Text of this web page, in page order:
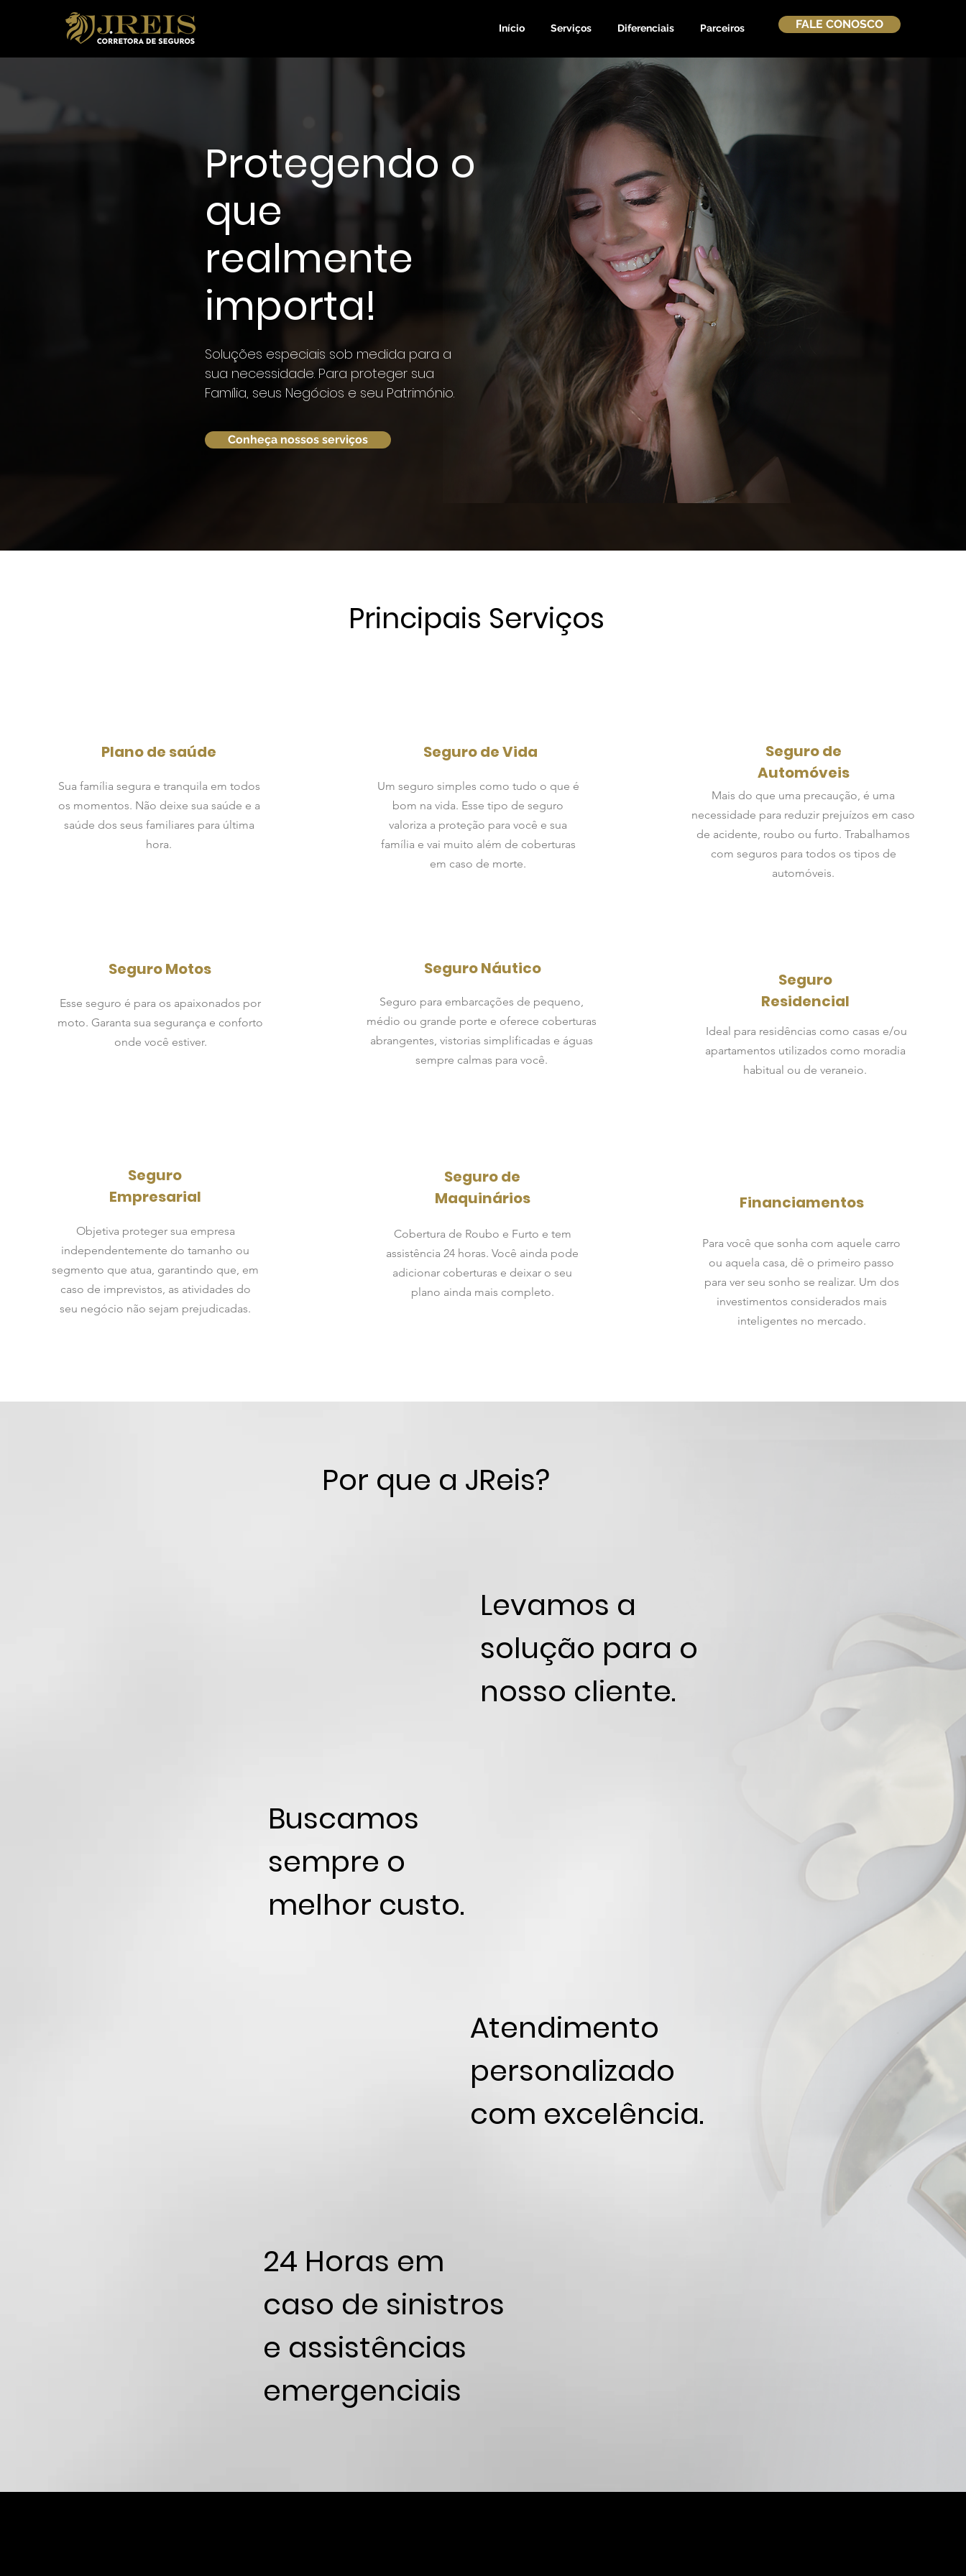
Início Serviços Diferenciais Parceiros FALE CONOSCO
Protegendo o
que
realmente
importa!
Soluções especiais sob medida para a
sua necessidade. Para proteger sua
Família, seus Negócios e seu Património.
Conheça nossos serviços
Principais Serviços
Plano de saúde
Sua família segura e tranquila em todos
os momentos. Não deixe sua saúde e a
saúde dos seus familiares para última
hora.
Seguro Motos
Esse seguro é para os apaixonados por
moto. Garanta sua segurança e conforto
onde você estiver.
Seguro
Empresarial
Objetiva proteger sua empresa
independentemente do tamanho ou
segmento que atua, garantindo que, em
caso de imprevistos, as atividades do
seu negócio não sejam prejudicadas.
Seguro de Vida
Um seguro simples como tudo o que é
bom na vida. Esse tipo de seguro
valoriza a proteção para você e sua
família e vai muito além de coberturas
em caso de morte.
Seguro Náutico
Seguro para embarcações de pequeno,
médio ou grande porte e oferece coberturas
abrangentes, vistorias simplificadas e águas
sempre calmas para você.
Seguro de
Maquinários
Cobertura de Roubo e Furto e tem
assistência 24 horas. Você ainda pode
adicionar coberturas e deixar o seu
plano ainda mais completo.
Seguro de
Automóveis
Mais do que uma precaução, é uma
necessidade para reduzir prejuízos em caso
de acidente, roubo ou furto. Trabalhamos
com seguros para todos os tipos de
automóveis.
Seguro
Residencial
Ideal para residências como casas e/ou
apartamentos utilizados como moradia
habitual ou de veraneio.
Financiamentos
Para você que sonha com aquele carro
ou aquela casa, dê o primeiro passo
para ver seu sonho se realizar. Um dos
investimentos considerados mais
inteligentes no mercado.
Por que a JReis?
Levamos a
solução para o
nosso cliente.
Buscamos
sempre o
melhor custo.
Atendimento
personalizado
com excelência.
24 Horas em
caso de sinistros
e assistências
emergenciais